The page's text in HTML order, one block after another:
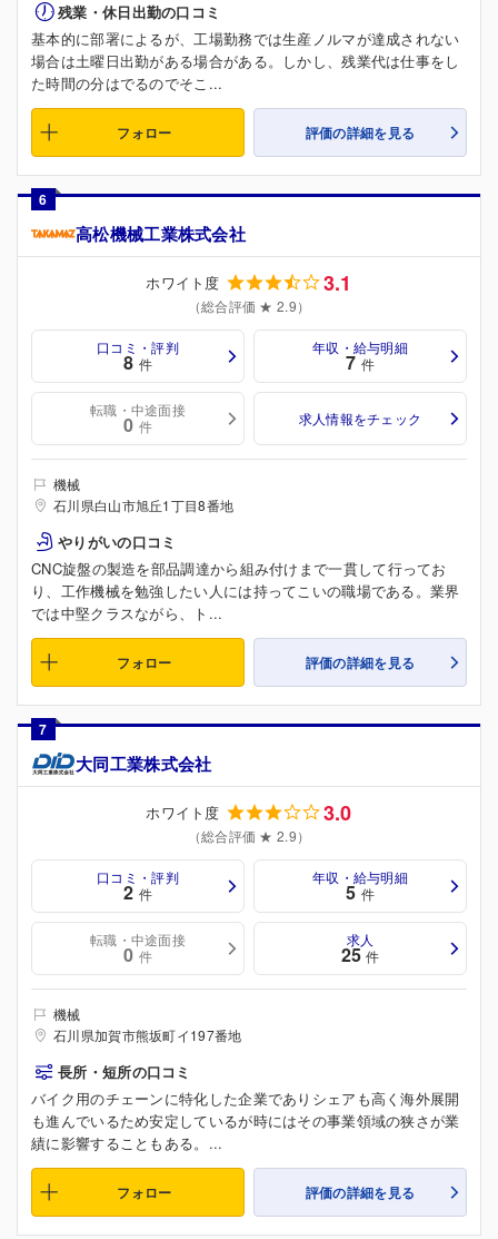
残業・休日出勤の口コミ
基本的に部署によるが、工場勤務では生産ノルマが達成されない
場合は土曜日出勤がある場合がある。しかし、残業代は仕事をし
た時間の分はでるのでそこ...
フォロー 評価の詳細を見る
6
高松機械工業株式会社
ホワイト度 3.1
（総合評価 ★ 2.9）
口コミ・評判
8 件
年収・給与明細
7 件
転職・中途面接
0 件 求人情報をチェック
機械
石川県白山市旭丘1丁目8番地
やりがいの口コミ
CNC旋盤の製造を部品調達から組み付けまで一貫して行ってお
り、工作機械を勉強したい人には持ってこいの職場である。業界
では中堅クラスながら、ト...
フォロー 評価の詳細を見る
7
大同工業株式会社
ホワイト度 3.0
（総合評価 ★ 2.9）
口コミ・評判
2 件
年収・給与明細
5 件
転職・中途面接
0 件
求人
25 件
機械
石川県加賀市熊坂町イ197番地
長所・短所の口コミ
バイク用のチェーンに特化した企業でありシェアも高く海外展開
も進んでいるため安定しているが時にはその事業領域の狭さが業
績に影響することもある。...
フォロー 評価の詳細を見る